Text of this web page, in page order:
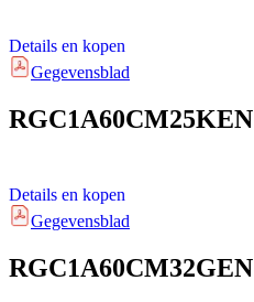
Details en kopen
Gegevensblad
RGC1A60CM25KEN
Details en kopen
Gegevensblad
RGC1A60CM32GEN